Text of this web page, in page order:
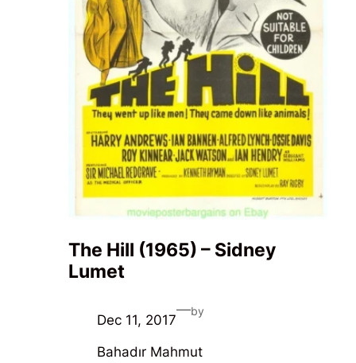
The Hill (1965) – Sidney
Lumet
Dec 11, 2017
—by
Bahadır Mahmut